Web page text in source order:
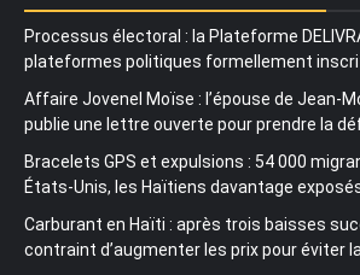
Processus électoral : la Plateforme
plateformes politiques formellement
Affaire Jovenel Moïse : l’épouse de Jean-
publie une lettre ouverte pour prendre la
Bracelets GPS et expulsions : 54 000
États-Unis, les Haïtiens davantage
Carburant en Haïti : après trois baisses
contraint d’augmenter les prix pour éviter